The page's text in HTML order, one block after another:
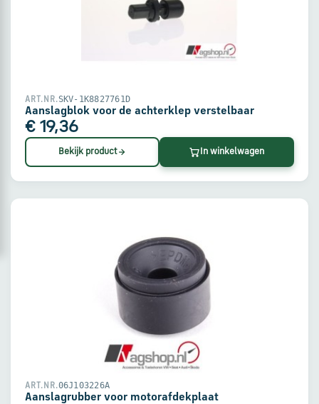
een
e-
mail
Retourinformatie
ART.NR.SKV-1K8827761D
Aanslagblok voor de achterklep verstelbaar
€ 19,36
Bekijk product In winkelwagen
ART.NR.06J103226A
Aanslagrubber voor motorafdekplaat